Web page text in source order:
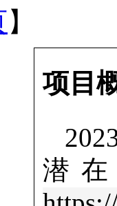
】
项目
潜